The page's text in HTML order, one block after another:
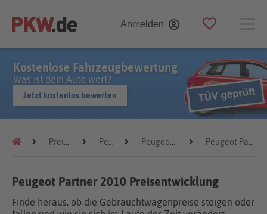
Anmelden
Kostenlose Fahrzeugbewertung
Was ist dein Auto wert?
Jetzt kostenlos bewerten
Preistrends Peugeot Peugeot Partner Peugeot Partner 2010
Peugeot Partner 2010 Preisentwicklung
Finde heraus, ob die Gebrauchtwagenpreise steigen oder